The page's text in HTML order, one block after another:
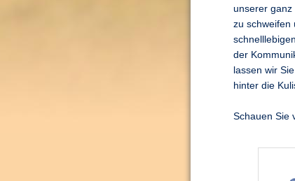
unserer ganz
zu schweifen
der
lassen wir
hinter die
Schauen Sie